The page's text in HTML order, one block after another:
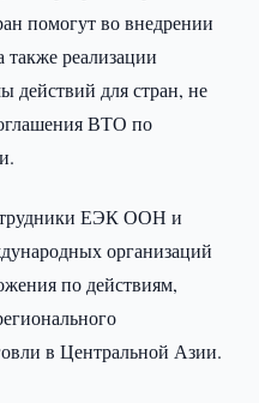
помогут во внедрении
также реализации
действий для стран, не
ВТО по
ЕЭК ООН и
организаций
по действиям,
в Центральной Азии.